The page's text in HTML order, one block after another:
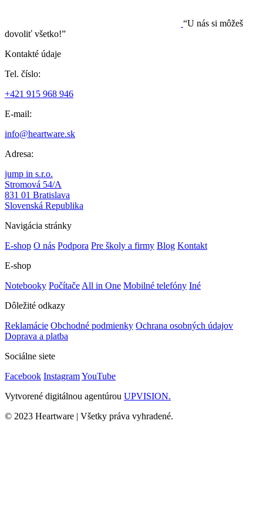
“U nás si môžeš
dovoliť všetko!”
Kontakté údaje
Tel. číslo:
+421 915 968 946
E-mail:
info@heartware.sk
Adresa:
jump in s.r.o.
Stromová 54/A
831 01 Bratislava
Slovenská Republika
Navigácia stránky
E-shop O nás Podpora Pre školy a firmy Blog Kontakt
E-shop
Notebooky Počítače All in One Mobilné telefóny Iné
Dôležité odkazy
Reklamácie Obchodné podmienky Ochrana osobných údajov
Doprava a platba
Sociálne siete
Facebook InstagramYouTube
Vytvorené digitálnou agentúrou UPVISION.
© 2023 Heartware | Všetky práva vyhradené.